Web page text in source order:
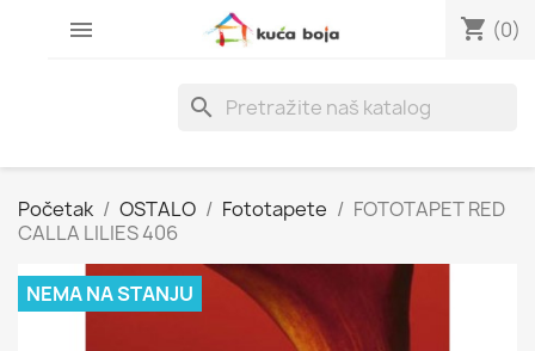
 shopping_cart (0)
search
Početak OSTALO Fototapete
FOTOTAPET RED
CALLA LILIES 406
NEMA NA STANJU